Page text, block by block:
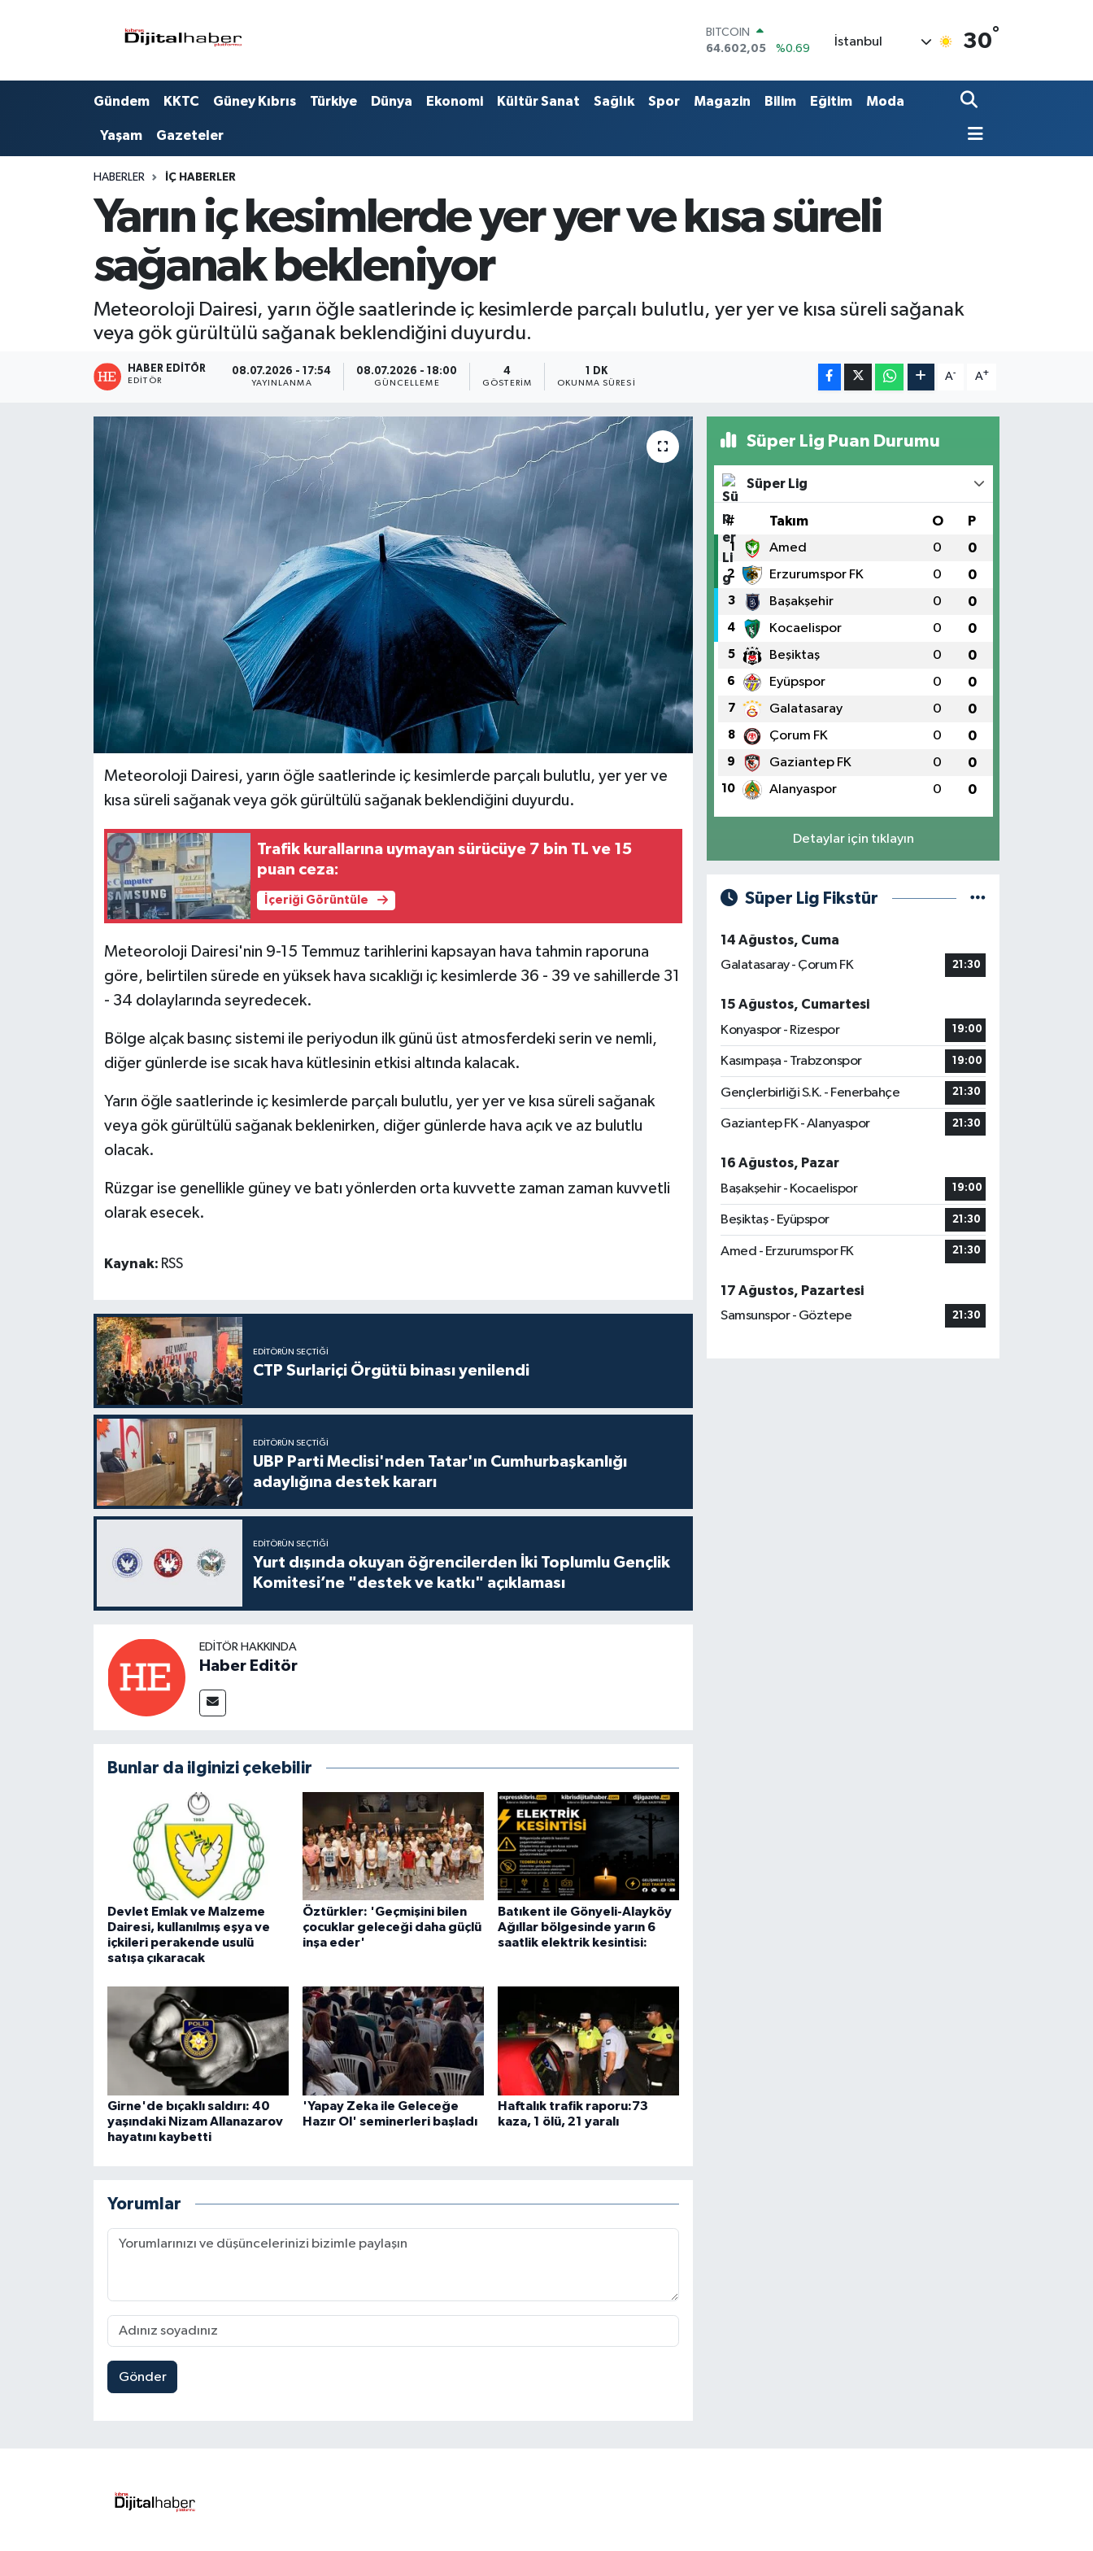
BITCOIN
64.602,05
%0.69
55,0700
%0.1
GRAM ALTIN
13.768
%48
İstanbul 30°
Gündem KKTC Güney Kıbrıs Türkiye Dünya Ekonomi Kültür Sanat Sağlık Spor Magazin Bilim Eğitim Moda
Yaşam Gazeteler
HABERLER İÇ HABERLER
Yarın iç kesimlerde yer yer ve kısa süreli
sağanak bekleniyor
Meteoroloji Dairesi, yarın öğle saatlerinde iç kesimlerde parçalı bulutlu, yer yer ve kısa süreli sağanak
veya gök gürültülü sağanak beklendiğini duyurdu.
HABER EDITÖR
EDITÖR
08.07.2026 - 17:54
YAYINLANMA
08.07.2026 - 18:00
GÜNCELLEME
4
GÖSTERIM
1 DK
OKUNMA SÜRESI
A- A+
Meteoroloji Dairesi, yarın öğle saatlerinde iç kesimlerde parçalı bulutlu, yer yer ve
kısa süreli sağanak veya gök gürültülü sağanak beklendiğini duyurdu.
Trafik kurallarına uymayan sürücüye 7 bin TL ve 15
puan ceza:
İçeriği Görüntüle
Meteoroloji Dairesi'nin 9-15 Temmuz tarihlerini kapsayan hava tahmin raporuna
göre, belirtilen sürede en yüksek hava sıcaklığı iç kesimlerde 36 - 39 ve sahillerde 31
- 34 dolaylarında seyredecek.
Bölge alçak basınç sistemi ile periyodun ilk günü üst atmosferdeki serin ve nemli,
diğer günlerde ise sıcak hava kütlesinin etkisi altında kalacak.
Yarın öğle saatlerinde iç kesimlerde parçalı bulutlu, yer yer ve kısa süreli sağanak
veya gök gürültülü sağanak beklenirken, diğer günlerde hava açık ve az bulutlu
olacak.
Rüzgar ise genellikle güney ve batı yönlerden orta kuvvette zaman zaman kuvvetli
olarak esecek.
Kaynak: RSS
EDITÖRÜN SEÇTIĞI
CTP Surlariçi Örgütü binası yenilendi
EDITÖRÜN SEÇTIĞI
UBP Parti Meclisi'nden Tatar'ın Cumhurbaşkanlığı
adaylığına destek kararı
EDITÖRÜN SEÇTIĞI
Yurt dışında okuyan öğrencilerden İki Toplumlu Gençlik
Komitesi’ne "destek ve katkı" açıklaması
EDITÖR HAKKINDA
Haber Editör
Bunlar da ilginizi çekebilir
Devlet Emlak ve Malzeme
Dairesi, kullanılmış eşya ve
içkileri perakende usulü
satışa çıkaracak
Öztürkler: 'Geçmişini bilen
çocuklar geleceği daha güçlü
inşa eder'
Batıkent ile Gönyeli-Alayköy
Ağıllar bölgesinde yarın 6
saatlik elektrik kesintisi:
Girne'de bıçaklı saldırı: 40
yaşındaki Nizam Allanazarov
hayatını kaybetti
'Yapay Zeka ile Geleceğe
Hazır Ol' seminerleri başladı
Haftalık trafik raporu:73
kaza, 1 ölü, 21 yaralı
Yorumlar
Gönder
Süper Lig Puan Durumu
Süper Lig
# Takım O P
1 Amed 0 0
2 Erzurumspor FK 0 0
3 Başakşehir 0 0
4 Kocaelispor 0 0
5 Beşiktaş 0 0
6 Eyüpspor 0 0
7 Galatasaray 0 0
8 Çorum FK 0 0
9 Gaziantep FK 0 0
10 Alanyaspor 0 0
Detaylar için tıklayın
Süper Lig Fikstür
14 Ağustos, Cuma
Galatasaray - Çorum FK
21:30
15 Ağustos, Cumartesi
Konyaspor - Rizespor
19:00
Kasımpaşa - Trabzonspor 19:00
Gençlerbirliği S.K. - Fenerbahçe 21:30
Gaziantep FK - Alanyaspor 21:30
16 Ağustos, Pazar
Başakşehir - Kocaelispor
19:00
Beşiktaş - Eyüpspor 21:30
Amed - Erzurumspor FK 21:30
17 Ağustos, Pazartesi
Samsunspor - Göztepe
21:30
Trafik Durumu
Süper Lig Puan Durumu ve Fikstür
Son Dakika Haberleri
Haber Arşivi